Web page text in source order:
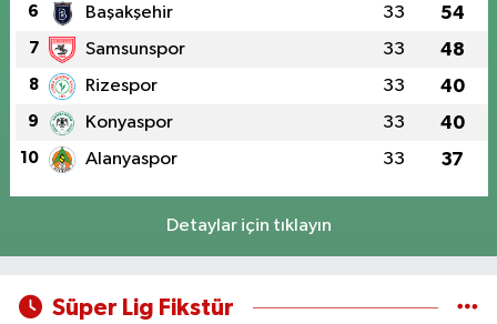
6 Başakşehir 33 54
7 Samsunspor 33 48
8 Rizespor 33 40
9 Konyaspor 33 40
10 Alanyaspor 33 37
Detaylar için tıklayın
Süper Lig Fikstür